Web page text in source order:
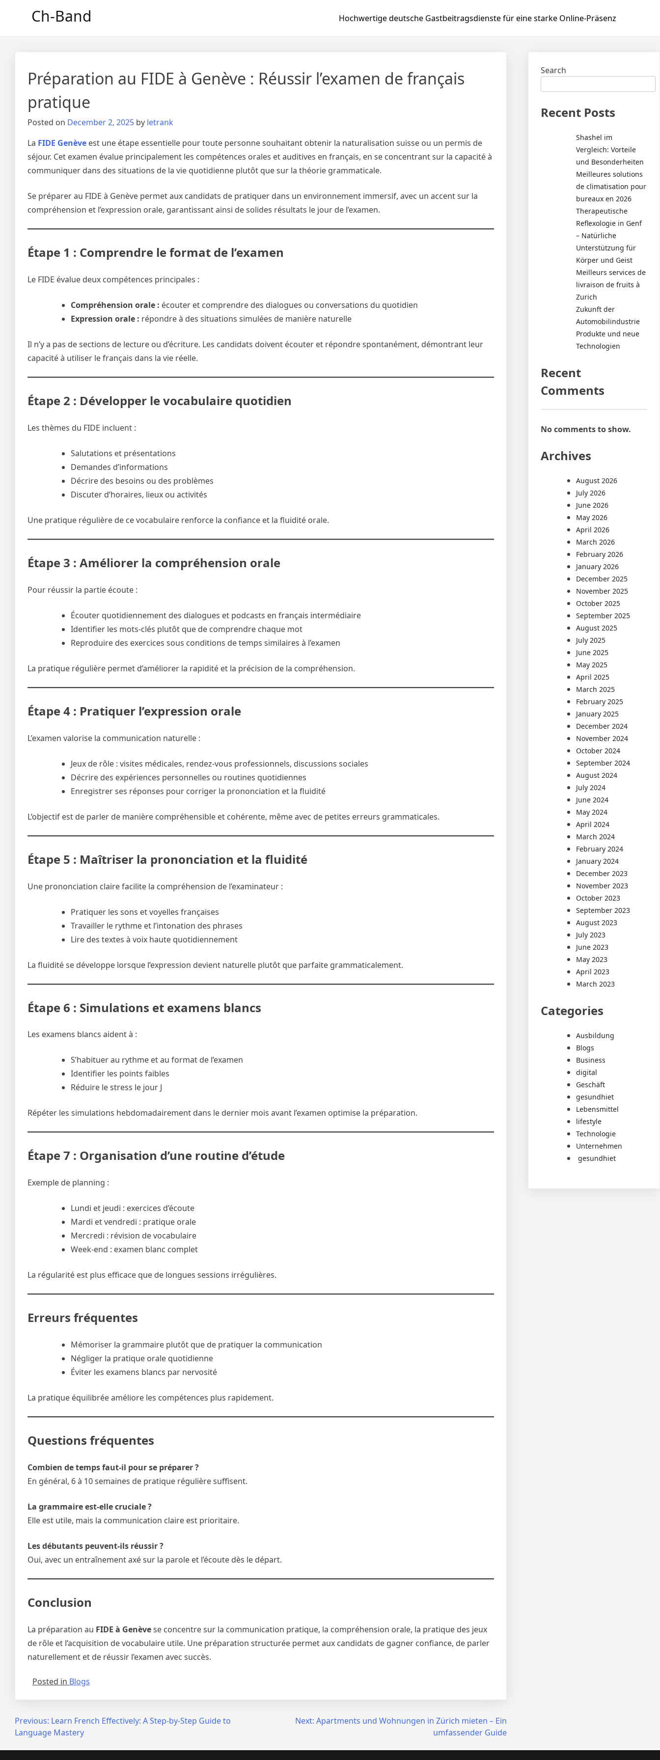
Ch-Band Hochwertige deutsche Gastbeitragsdienste für eine starke Online-Präsenz
Préparation au FIDE à Genève : Réussir l’examen de français
pratique
Posted on December 2, 2025 by letrank
La FIDE Genève est une étape essentielle pour toute personne souhaitant obtenir la naturalisation suisse ou un permis de
séjour. Cet examen évalue principalement les compétences orales et auditives en français, en se concentrant sur la capacité à
communiquer dans des situations de la vie quotidienne plutôt que sur la théorie grammaticale.
Se préparer au FIDE à Genève permet aux candidats de pratiquer dans un environnement immersif, avec un accent sur la
compréhension et l’expression orale, garantissant ainsi de solides résultats le jour de l’examen.
Étape 1 : Comprendre le format de l’examen
Le FIDE évalue deux compétences principales :
Compréhension orale : écouter et comprendre des dialogues ou conversations du quotidien
Expression orale : répondre à des situations simulées de manière naturelle
Il n’y a pas de sections de lecture ou d’écriture. Les candidats doivent écouter et répondre spontanément, démontrant leur
capacité à utiliser le français dans la vie réelle.
Étape 2 : Développer le vocabulaire quotidien
Les thèmes du FIDE incluent :
Salutations et présentations
Demandes d’informations
Décrire des besoins ou des problèmes
Discuter d’horaires, lieux ou activités
Une pratique régulière de ce vocabulaire renforce la confiance et la fluidité orale.
Étape 3 : Améliorer la compréhension orale
Pour réussir la partie écoute :
Écouter quotidiennement des dialogues et podcasts en français intermédiaire
Identifier les mots-clés plutôt que de comprendre chaque mot
Reproduire des exercices sous conditions de temps similaires à l’examen
La pratique régulière permet d’améliorer la rapidité et la précision de la compréhension.
Étape 4 : Pratiquer l’expression orale
L’examen valorise la communication naturelle :
Jeux de rôle : visites médicales, rendez-vous professionnels, discussions sociales
Décrire des expériences personnelles ou routines quotidiennes
Enregistrer ses réponses pour corriger la prononciation et la fluidité
L’objectif est de parler de manière compréhensible et cohérente, même avec de petites erreurs grammaticales.
Étape 5 : Maîtriser la prononciation et la fluidité
Une prononciation claire facilite la compréhension de l’examinateur :
Pratiquer les sons et voyelles françaises
Travailler le rythme et l’intonation des phrases
Lire des textes à voix haute quotidiennement
La fluidité se développe lorsque l’expression devient naturelle plutôt que parfaite grammaticalement.
Étape 6 : Simulations et examens blancs
Les examens blancs aident à :
S’habituer au rythme et au format de l’examen
Identifier les points faibles
Réduire le stress le jour J
Répéter les simulations hebdomadairement dans le dernier mois avant l’examen optimise la préparation.
Étape 7 : Organisation d’une routine d’étude
Exemple de planning :
Lundi et jeudi : exercices d’écoute
Mardi et vendredi : pratique orale
Mercredi : révision de vocabulaire
Week-end : examen blanc complet
La régularité est plus efficace que de longues sessions irrégulières.
Erreurs fréquentes
Mémoriser la grammaire plutôt que de pratiquer la communication
Négliger la pratique orale quotidienne
Éviter les examens blancs par nervosité
La pratique équilibrée améliore les compétences plus rapidement.
Questions fréquentes
Combien de temps faut-il pour se préparer ?
En général, 6 à 10 semaines de pratique régulière suffisent.
La grammaire est-elle cruciale ?
Elle est utile, mais la communication claire est prioritaire.
Les débutants peuvent-ils réussir ?
Oui, avec un entraînement axé sur la parole et l’écoute dès le départ.
Conclusion
La préparation au FIDE à Genèvese concentre sur la communication pratique, la compréhension orale, la pratique des jeux
de rôle et l’acquisition de vocabulaire utile. Une préparation structurée permet aux candidats de gagner confiance, de parler
naturellement et de réussir l’examen avec succès.
Posted in Blogs
Post
navigation
Previous: Learn French Effectively: A Step-by-Step Guide to
Language Mastery
Next: Apartments und Wohnungen in Zürich mieten – Ein
umfassender Guide
Search
Recent Posts
Shashel im
Vergleich: Vorteile
und Besonderheiten
Meilleures solutions
de climatisation pour
bureaux en 2026
Therapeutische
Reflexologie in Genf
– Natürliche
Unterstützung für
Körper und Geist
Meilleurs services de
livraison de fruits à
Zurich
Zukunft der
Automobilindustrie
Produkte und neue
Technologien
Recent
Comments
No comments to show.
Archives
August 2026
July 2026
June 2026
May 2026
April 2026
March 2026
February 2026
January 2026
December 2025
November 2025
October 2025
September 2025
August 2025
July 2025
June 2025
May 2025
April 2025
March 2025
February 2025
January 2025
December 2024
November 2024
October 2024
September 2024
August 2024
July 2024
June 2024
May 2024
April 2024
March 2024
February 2024
January 2024
December 2023
November 2023
October 2023
September 2023
August 2023
July 2023
June 2023
May 2023
April 2023
March 2023
Categories
Ausbildung
Blogs
Business
digital
Geschäft
gesundhiet
Lebensmittel
lifestyle
Technologie
Unternehmen
gesundhiet